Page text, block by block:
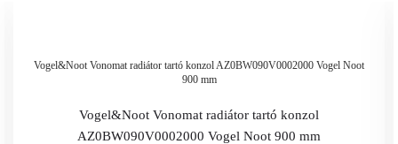
Vogel&Noot Vonomat radiátor tartó konzol AZ0BW090V0002000 Vogel Noot
900 mm
Vogel&Noot Vonomat radiátor tartó konzol
AZ0BW090V0002000 Vogel Noot 900 mm